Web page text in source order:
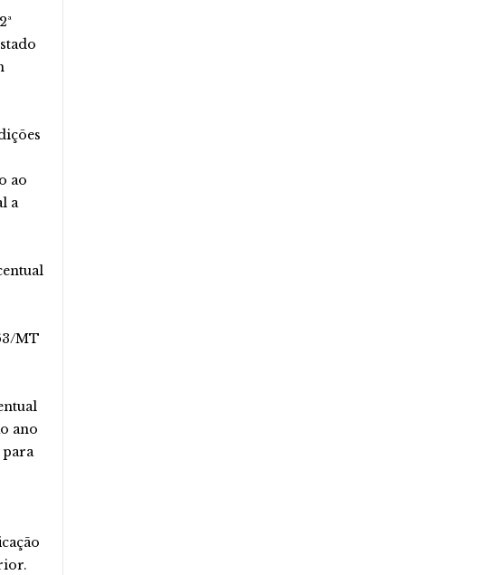
ao
a
MT
ano
para